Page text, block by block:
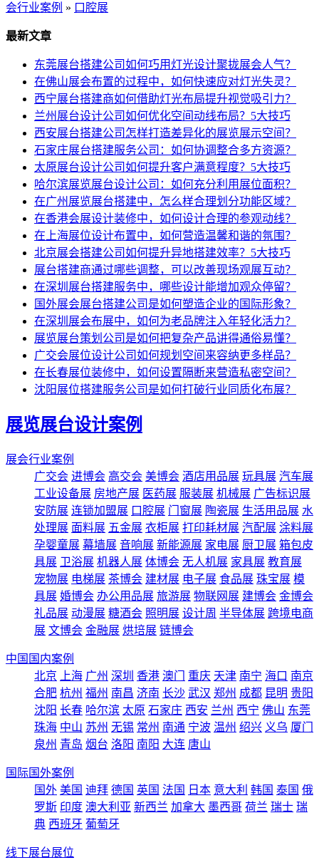
会行业案例 » 口腔展
最新文章
东莞展台搭建公司如何巧用灯光设计聚拢展会人气？
在佛山展会布置的过程中，如何快速应对灯光失灵？
西宁展台搭建商如何借助灯光布局提升视觉吸引力？
兰州展台设计公司如何优化空间动线布局？5大技巧
西安展台搭建公司怎样打造差异化的展览展示空间？
石家庄展台搭建服务公司：如何协调整合多方资源？
太原展台设计公司如何提升客户满意程度？5大技巧
哈尔滨展览展台设计公司：如何充分利用展位面积？
在广州展览展台搭建中，怎么样合理划分功能区域？
在香港会展设计装修中，如何设计合理的参观动线？
在上海展位设计布置中，如何营造温馨和谐的氛围？
北京展会搭建公司如何提升异地搭建效率？5大技巧
展台搭建商通过哪些调整，可以改善现场观展互动？
在深圳展台搭建服务中，哪些设计能增加观众停留？
国外展会展台搭建公司是如何塑造企业的国际形象？
在深圳展会布展中，如何为老品牌注入年轻化活力？
展览展台策划公司是如何把复杂产品讲得通俗易懂？
广交会展位设计公司如何规划空间来容纳更多样品？
在长春展位装修中，如何设置隔断来营造私密空间？
沈阳展位搭建服务公司是如何打破行业同质化布展？
展览展台设计案例
展会行业案例
广交会 进博会 高交会 美博会 酒店用品展 玩具展 汽车展
工业设备展 房地产展 医药展 服装展 机械展 广告标识展
安防展 连锁加盟展 口腔展 门窗展 陶瓷展 生活用品展 水
处理展 面料展 五金展 衣柜展 打印耗材展 汽配展 涂料展
孕婴童展 幕墙展 音响展 新能源展 家电展 厨卫展 箱包皮
具展 卫浴展 机器人展 体博会 无人机展 家具展 教育展
宠物展 电梯展 茶博会 建材展 电子展 食品展 珠宝展 模
具展 婚博会 办公用品展 旅游展 物联网展 建博会 金博会
礼品展 动漫展 糖酒会 照明展 设计周 半导体展 跨境电商
展 文博会 金融展 烘培展 链博会
中国国内案例
北京
上海 广州 深圳 香港 澳门 重庆 天津 南宁 海口 南京
合肥 杭州 福州 南昌 济南 长沙 武汉 郑州 成都 昆明 贵阳
沈阳 长春 哈尔滨 太原 石家庄 西安 兰州 西宁 佛山 东莞
珠海 中山 苏州 无锡 常州 南通 宁波 温州 绍兴 义乌 厦门
泉州 青岛 烟台 洛阳 南阳 大连 唐山
国际国外案例
国外 美国 迪拜 德国 英国 法国 日本 意大利 韩国 泰国 俄
罗斯 印度 澳大利亚 新西兰 加拿大 墨西哥 荷兰 瑞士 瑞
典 西班牙 葡萄牙
线下展台展位